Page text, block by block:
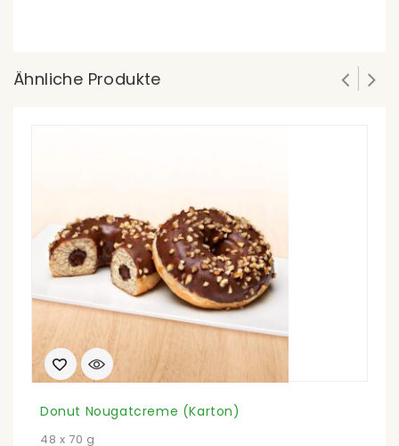
Ähnliche Produkte
Donut Nougatcreme (Karton)
48 x 70 g